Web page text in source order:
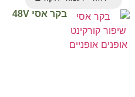
בקר אסי 48V